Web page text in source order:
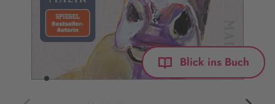
Blick ins Buch